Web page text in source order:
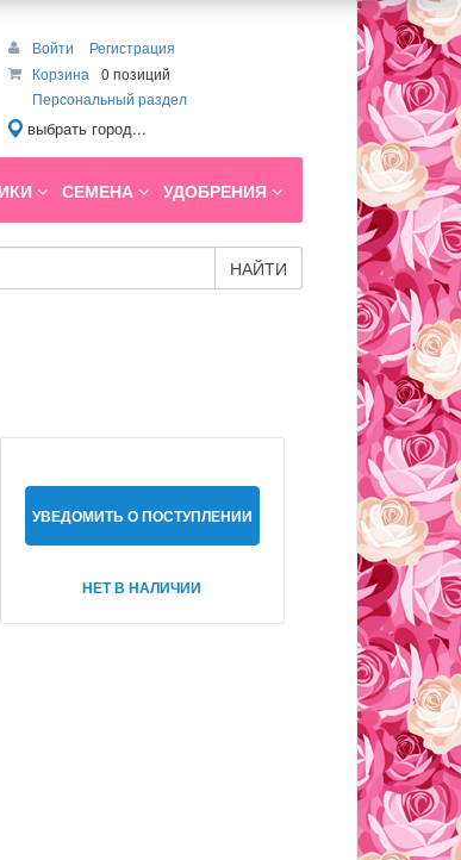
Войти
Регистрация
Корзина
0 позиций
Персональный раздел
выбрать город...
СЕМЕНА УДОБРЕНИЯ
НАЙТИ
УВЕДОМИТЬ О ПОСТУПЛЕНИИ
НЕТ В НАЛИЧИИ